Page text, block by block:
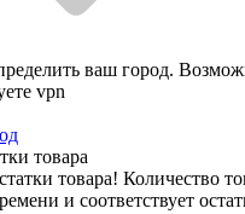
ваш город.
vpn
товара
товара! Количество
и соответствует